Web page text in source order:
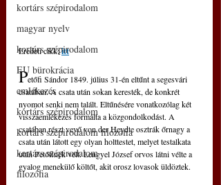
kortárs szépirodalom
magyar nyelv
kortárs szépirodalom
EU bürokrácia
emlékezés
kortárs szépirodalom
kortárs szépirodalom filozófia
kortárs szépirodalom
filozófia
Eredeti cikk: itt
Petőfi Sándor 1849. július 31-én eltűnt a segesvári
csatában. A csata után sokan keresték, de konkrét
nyomot senki nem talált. Eltűnésére vonatkozólag két
visszaemlékezés formálta a közgondolkodást. A
csatában részt vevő von der Heydte osztrák őrnagy a
csata után látott egy olyan holttestet, melyet testalkata
után Petőfinek vélt. Lengyel József orvos látni vélte a
gyalog menekülő költőt, akit orosz lovasok üldöztek.